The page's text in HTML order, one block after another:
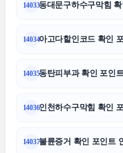
14033동대문구하수구막힘 확
14034아고다할인코드 확인
14035동탄피부과 확인 포인
14036인천하수구막힘 확인
14037불륜증거 확인 포인트